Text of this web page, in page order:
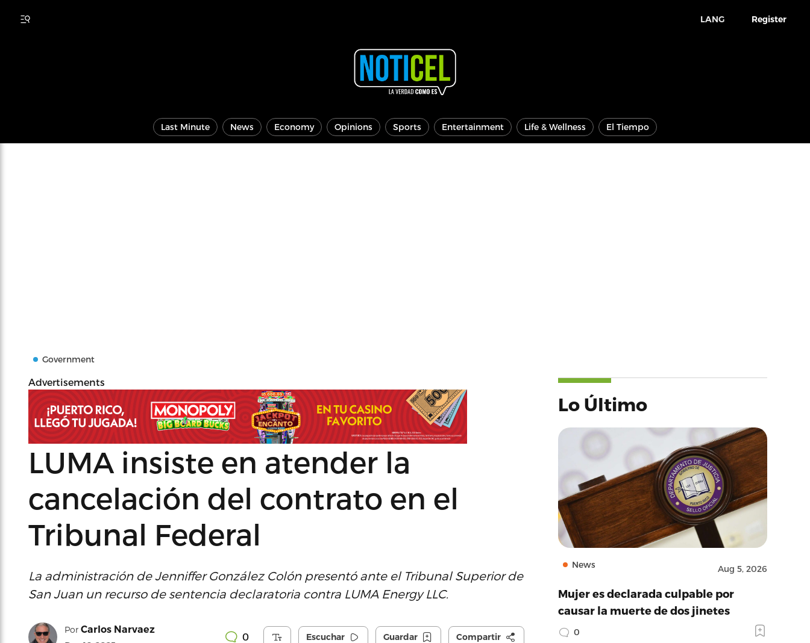
LANG Register
Last Minute News Economy Opinions Sports Entertainment Life & Wellness El Tiempo
Government
Advertisements
LUMA insiste en atender la
cancelación del contrato en el
Tribunal Federal
La administración de Jenniffer González Colón presentó ante el Tribunal Superior de
San Juan un recurso de sentencia declaratoria contra LUMA Energy LLC.
Por Carlos Narvaez
0 Escuchar Guardar Compartir
Lo Último
News Aug 5, 2026
Mujer es declarada culpable por
causar la muerte de dos jinetes
0